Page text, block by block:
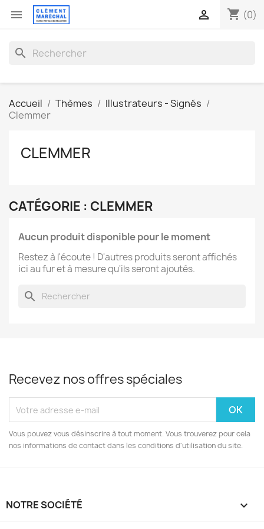
 shopping_cart (0)

search
Accueil Thèmes
Illustrateurs - Signés
Clemmer
CLEMMER
CATÉGORIE : CLEMMER
Aucun produit disponible pour le moment
Restez à l'écoute ! D'autres produits seront affichés
ici au fur et à mesure qu'ils seront ajoutés.
search
Recevez nos offres spéciales
Vous pouvez vous désinscrire à tout moment. Vous trouverez pour cela
nos informations de contact dans les conditions d'utilisation du site.
NOTRE SOCIÉTÉ 